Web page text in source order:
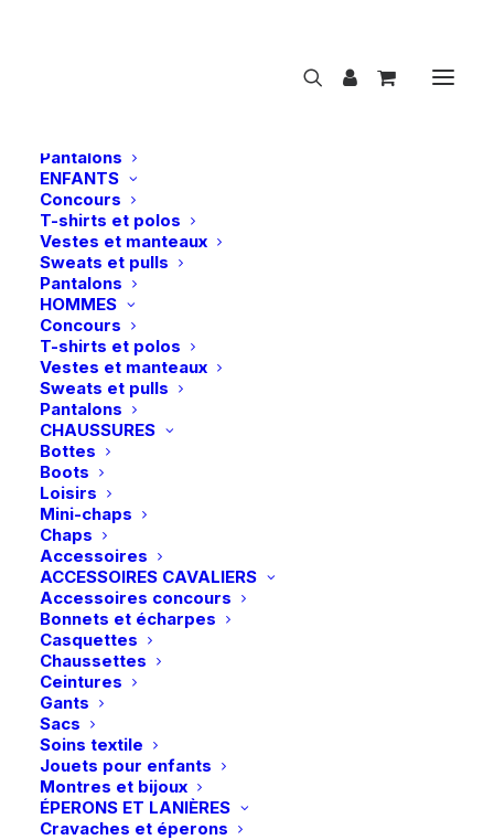
Pantalons
ENFANTS
Concours
T-shirts et polos
Vestes et manteaux
Sweats et pulls
Pantalons
HOMMES
Concours
T-shirts et polos
Vestes et manteaux
Sweats et pulls
Pantalons
CHAUSSURES
Bottes
Boots
Loisirs
Mini-chaps
Chaps
Accessoires
ACCESSOIRES CAVALIERS
Accessoires concours
Bonnets et écharpes
Casquettes
Chaussettes
Ceintures
Gants
Sacs
Soins textile
Jouets pour enfants
Montres et bijoux
ÉPERONS ET LANIÈRES
Cravaches et éperons
Eskadron | Tapis de dressage Sparkle Jewel
Platinum 26 – Slate Blue
Eskadron | Tapis de dressage Sparkle Jewel Platinum 26